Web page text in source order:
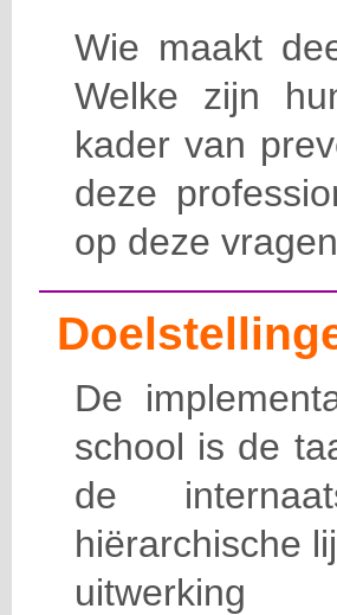
Wie maakt
Welke zijn
kader van
deze
op deze
De
school is de
de
hiërarchische